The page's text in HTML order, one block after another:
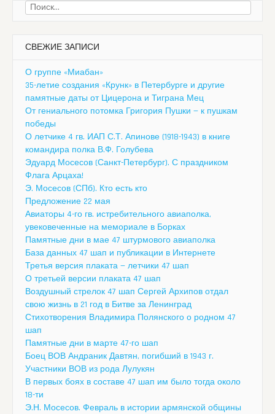
Найти:
СВЕЖИЕ ЗАПИСИ
О группе «Миабан»
35-летие создания «Крунк» в Петербурге и другие
памятные даты от Цицерона и Тиграна Мец
От гениального потомка Григория Пушки — к пушкам
победы
О летчике 4 гв. ИАП С.Т. Апинове (1918-1943) в книге
командира полка В.Ф. Голубева
Эдуард Мосесов (Санкт-Петербург). С праздником
Флага Арцаха!
Э. Мосесов (СПб). Кто есть кто
Предложение 22 мая
Авиаторы 4-го гв. истребительного авиаполка,
увековеченные на мемориале в Борках
Памятные дни в мае 47 штурмового авиаполка
База данных 47 шап и публикации в Интернете
Третья версия плаката — летчики 47 шап
О третьей версии плаката 47 шап
Воздушный стрелок 47 шап Сергей Архипов отдал
свою жизнь в 21 год в Битве за Ленинград
Стихотворения Владимира Полянского о родном 47
шап
Памятные дни в марте 47-го шап
Боец ВОВ Андраник Давтян, погибший в 1943 г.
Участники ВОВ из рода Лулукян
В первых боях в составе 47 шап им было тогда около
18-ти
Э.Н. Мосесов. Февраль в истории армянской общины